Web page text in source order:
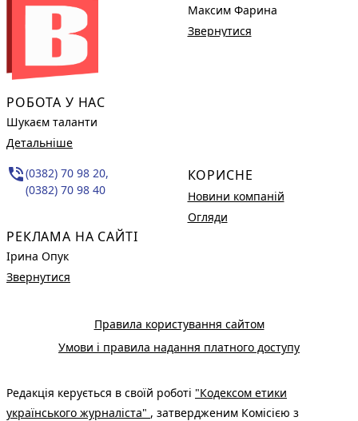
РОБОТА У НАС
Шукаєм таланти
Детальніше
phone_in_talk(0382) 70 98 20,
(0382) 70 98 40
РЕКЛАМА НА САЙТІ
Ірина Опук
Звернутися
Максим Фарина
Звернутися
КОРИСНЕ
Новини компаній
Огляди
Правила користування сайтом
Умови і правила надання платного доступу
Редакція керується в своїй роботі "Кодексом етики
українського журналіста" , затвердженим Комісією з